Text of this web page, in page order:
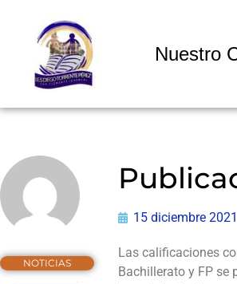
Nuestro
NOTICIAS
15 diciembre 2021
Las calificaciones
Bachillerato y FP se